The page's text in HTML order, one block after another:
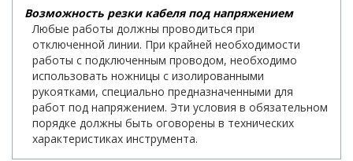
Возможность резки кабеля под напряжением
Любые работы должны проводиться при
отключенной линии. При крайней необходимости
работы с подключенным проводом, необходимо
использовать ножницы с изолированными
рукоятками, специально предназначенными для
работ под напряжением. Эти условия в обязательном
порядке должны быть оговорены в технических
характеристиках инструмента.